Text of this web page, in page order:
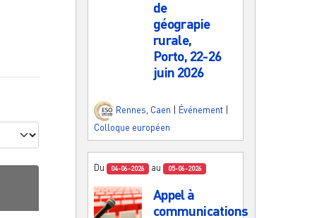
de
géograpie
rurale,
Porto, 22-26
juin 2026
Rennes, Caen Événement
Colloque européen
Du 04-06-2026 au 05-06-2026
Appel à
communications